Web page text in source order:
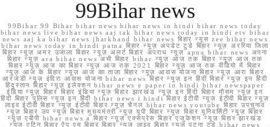
99Bihar news
99Bihar 99 Bihar bihar news bihar news in hindi bihar news today
bihar news live bihar news aaj tak bihar news today in hindi etv bihar
news aaj ka bihar news jharkhand bihar news बिहार न्यूस zee bihar news
bihar news today in hindi patna बिहार न्यूज़ अपडेट टुडे बिहार न्यूज़ अररिया जिला
बिहार न्यूज़ अमर उजाला बिहार न्यूज़ अलर्ट बिहार अपराध न्यूज़ apna bihar news अपना
बिहार न्यूज़ ara bihar news अभी बिहार bihar न्यूज़ आज तक बिहार न्यूज़ आज तक
बिहार न्यूज़ आज का बिहार न्यूज़ आज तक 2021 बिहार न्यूज़ आज तक वीडियो में बिहार
न्यूज़ आज के बिहार न्यूज़ आज का ताजा बिहार न्यूज़ आवास योजना बिहार न्यूज़ आरा बिहार
आरजेडी न्यूज़ इंदिरा आवास योजना bihar news बिहार न्यूज़ इन हिंदी बिहार न्यूज़ इन हिंदी
हिंदुस्तान बिहार न्यूज़ इलेक्शन bihar news e paper in hindi bihar newspaper
इंडिया न्यूज़ बिहार बिहार इंडिया न्यूज़ बिहार झारखंड न्यूज़ इन हिंदी बिहार मौसम न्यूज़ इन
हिंदी बिहार पुलिस न्यूज़ इन हिंदी bihar news i hindi बिहार ईटीवी न्यूज़ ईटीवी बिहार न्यूज़
लाइव ईटीवी बिहार न्यूज़ ईटीवी बिहार न्यूज़ चैनल bihar news youtube बिहार उपचुनाव
न्यूज़ बिहार उप न्यूज़ बिहार मुख्यमंत्री न्यूज़ यूपी बिहार न्यूज़ बिहार यूनिवर्सिटी न्यूज़ बिहार
न्यूज़ एबीपी bihar news a बिहार न्यूज़ एक्सप्रेस बिहार एजुकेशन न्यूज़ बिहार झारखंड
न्यूज़ एटिन बिहार ऐप एम बिहार बिहार न्यूज़ लाइव बिहार न्यूज़ पटना टुडे bihar news